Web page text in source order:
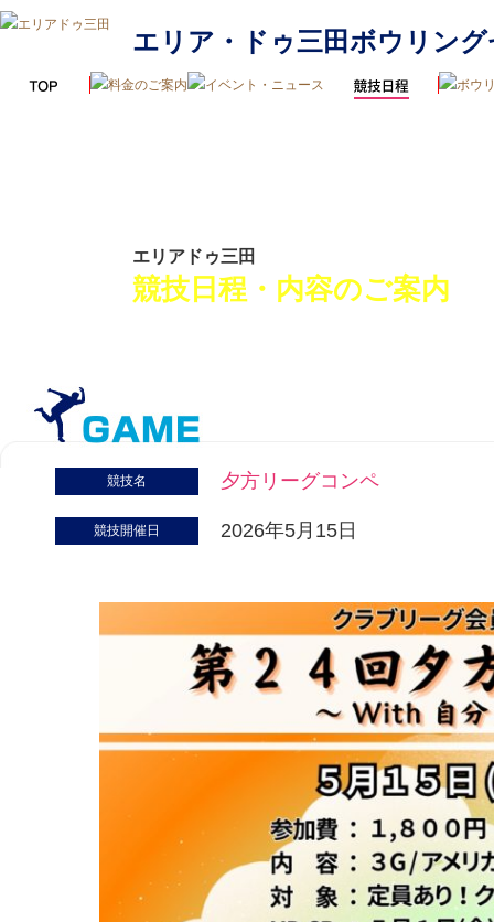
エリア・ドゥ三田ボウリン
エリアドゥ三田
競技日程・内容のご案内
競技名 夕方リーグコンペ
競技開催日 2026年5月15日